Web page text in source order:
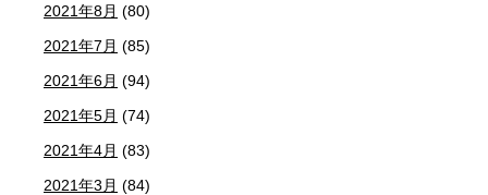
2021年8月 (80)
2021年7月 (85)
2021年6月 (94)
2021年5月 (74)
2021年4月 (83)
2021年3月 (84)